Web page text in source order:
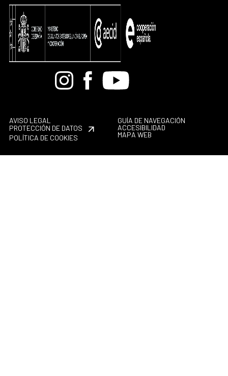
BandcampInstagramFacebook
Youtube
AVISO LEGAL
PROTECCIÓN DE DATOS
POLÍTICA DE COOKIES
GUÍA DE NAVEGACIÓN
ACCESIBILIDAD
MAPA WEB